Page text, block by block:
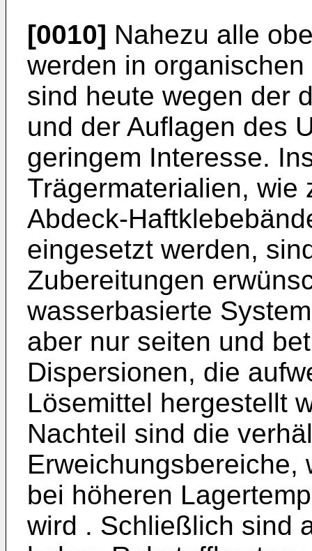
[0010] Nahezu alle
werden in
sind heute wegen der
und der Auflagen des
geringem Interesse.
Trägermaterialien, wie
Abdeck-
eingesetzt werden,
Zubereitungen
wasserbasierte
aber nur seiten und
Dispersionen, die
Lösemittel hergestellt
Nachteil sind die
Erweichungsbereiche,
bei höheren
wird . Schließlich sind